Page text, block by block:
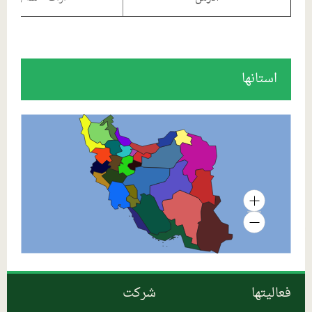
قم
ایلام
البرز
آذربایجان شرقی
آذربایجان غربی
منطقه جنوب استان کرمان
خراسان شمالی
خراسان رضوی
خرید توافقی نهاده ‏های دامی داخلی
خرید حمایتی تخم مرغ
عرضه نهاده‏ های دامی
استانها
شرکت فعالیتها